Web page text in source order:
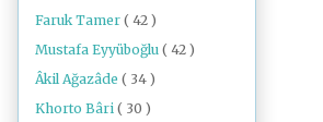
Faruk Tamer ( 42 )
Mustafa Eyyüboğlu ( 42 )
Âkil Ağazâde ( 34 )
Khorto Bâri ( 30 )